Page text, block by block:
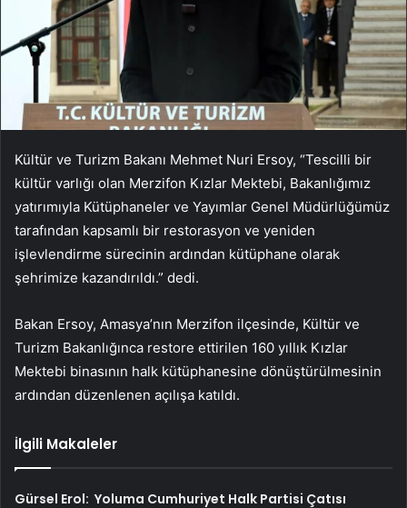
Kültür ve Turizm Bakanı Mehmet Nuri Ersoy, “Tescilli bir
kültür varlığı olan Merzifon Kızlar Mektebi, Bakanlığımız
yatırımıyla Kütüphaneler ve Yayımlar Genel Müdürlüğümüz
tarafından kapsamlı bir restorasyon ve yeniden
işlevlendirme sürecinin ardından kütüphane olarak
şehrimize kazandırıldı.” dedi.
Bakan Ersoy, Amasya’nın Merzifon ilçesinde, Kültür ve
Turizm Bakanlığınca restore ettirilen 160 yıllık Kızlar
Mektebi binasının halk kütüphanesine dönüştürülmesinin
ardından düzenlenen açılışa katıldı.
İlgili Makaleler
Gürsel Erol: Yoluma Cumhuriyet Halk Partisi Çatısı